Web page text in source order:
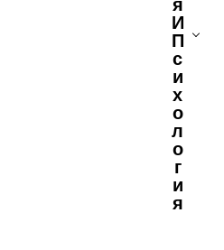
Я
И
П
С
И
Х
О
Л
О
Г
И
Я